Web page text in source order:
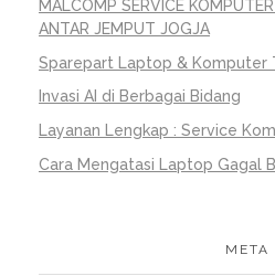
MALCOMP SERVICE
ANTAR JEMPUT JOGJA
Sparepart Laptop & Komputer
Invasi AI di Berbagai Bidang
Layanan Lengkap : Service
Cara Mengatasi Laptop Gagal
META